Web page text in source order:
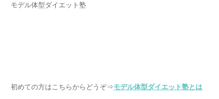
モデル体型ダイエット塾
初めての方はこちらからどうぞ⇒モデル体型ダイエット塾とは